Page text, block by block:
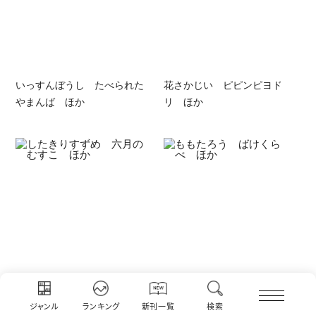
ジャンル ランキング 新刊一覧 検索
いっすんぼうし たべられた
やまんば ほか
花さかじい ピピンピヨド
リ ほか
したきりすずめ 六月のむす
こ ほか
ももたろう ばけくらべ ほ
か